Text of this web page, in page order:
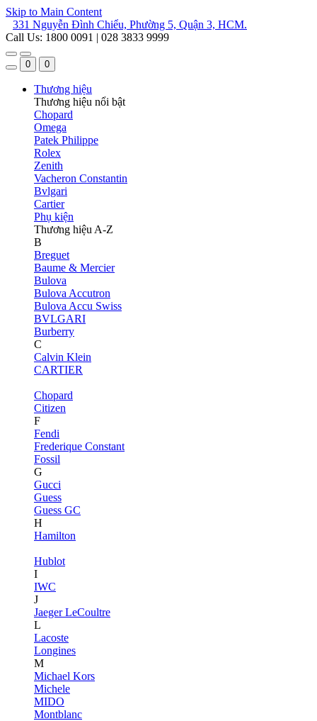
Skip to Main Content
331 Nguyễn Đình Chiểu, Phường 5, Quận 3, HCM.
Call Us: 1800 0091 | 028 3833 9999
0 0
Thương hiệu
Thương hiệu nổi bật
Chopard
Omega
Patek Philippe
Rolex
Zenith
Vacheron Constantin
Bvlgari
Cartier
Phụ kiện
Thương hiệu A-Z
B
Breguet
Baume & Mercier
Bulova
Bulova Accutron
Bulova Accu Swiss
BVLGARI
Burberry
C
Calvin Klein
CARTIER
Chopard
Citizen
F
Fendi
Frederique Constant
Fossil
G
Gucci
Guess
Guess GC
H
Hamilton
Hublot
I
IWC
J
Jaeger LeCoultre
L
Lacoste
Longines
M
Michael Kors
Michele
MIDO
Montblanc